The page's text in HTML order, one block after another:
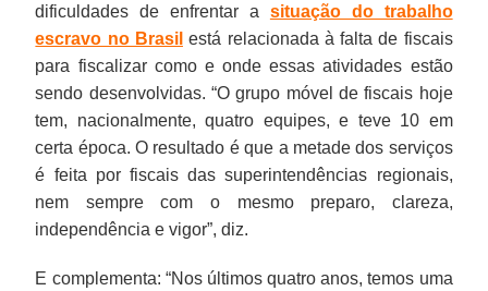
dificuldades de enfrentar a situação do trabalho
escravo no Brasil está relacionada à falta de fiscais
para fiscalizar como e onde essas atividades estão
sendo desenvolvidas. “O grupo móvel de fiscais hoje
tem, nacionalmente, quatro equipes, e teve 10 em
certa época. O resultado é que a metade dos serviços
é feita por fiscais das superintendências regionais,
nem sempre com o mesmo preparo, clareza,
independência e vigor”, diz.
E complementa: “Nos últimos quatro anos, temos uma